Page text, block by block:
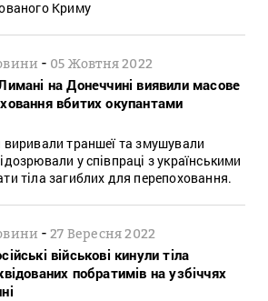
Криму
- 05 Жовтня 2022
на Донеччині виявили масове
вбитих окупантами
виривали траншеї та змушували
у співпраці з українськими
тіла загиблих для перепоховання.
-27 Вересня 2022
військові кинули тіла
побратимів на узбіччях